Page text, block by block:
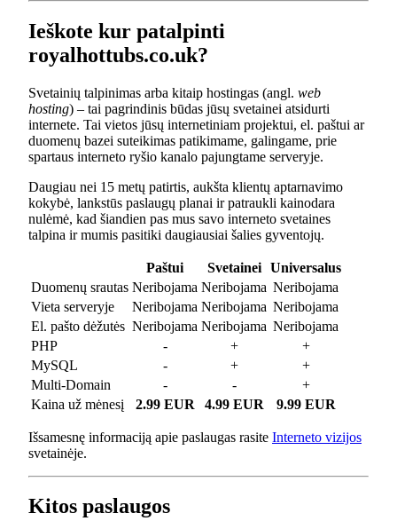
Ieškote kur patalpinti
royalhottubs.co.uk?
Svetainių talpinimas arba kitaip hostingas (angl. web
hosting) – tai pagrindinis būdas jūsų svetainei atsidurti
internete. Tai vietos jūsų internetiniam projektui, el. paštui ar
duomenų bazei suteikimas patikimame, galingame, prie
spartaus interneto ryšio kanalo pajungtame serveryje.
Daugiau nei 15 metų patirtis, aukšta klientų aptarnavimo
kokybė, lankstūs paslaugų planai ir patraukli kainodara
nulėmė, kad šiandien pas mus savo interneto svetaines
talpina ir mumis pasitiki daugiausiai šalies gyventojų.
Paštui Svetainei
Universalus
Duomenų srautas Neribojama Neribojama Neribojama
Vieta serveryje
Neribojama Neribojama Neribojama
El. pašto dėžutės Neribojama Neribojama Neribojama
PHP
- +
+
MySQL
- +
+
Multi-Domain
- -
+
Kaina už mėnesį
2.99 EUR 4.99 EUR 9.99 EUR
Išsamesnę informaciją apie paslaugas rasite Interneto vizijos
svetainėje.
Kitos paslaugos